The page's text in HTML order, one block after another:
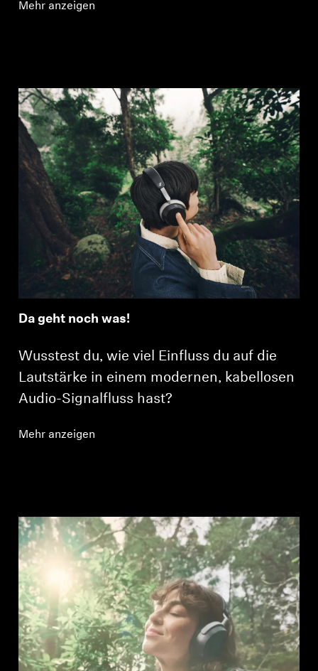
Mehr anzeigen
Da geht noch was!
Wusstest du, wie viel Einfluss du auf die
Lautstärke in einem modernen, kabellosen
Audio-Signalfluss hast?
Mehr anzeigen